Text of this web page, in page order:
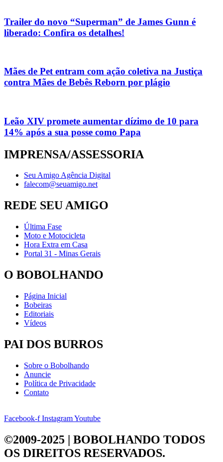
Trailer do novo “Superman” de James Gunn é
liberado: Confira os detalhes!
Mães de Pet entram com ação coletiva na Justiça
contra Mães de Bebês Reborn por plágio
Leão XIV promete aumentar dízimo de 10 para
14% após a sua posse como Papa
IMPRENSA/ASSESSORIA
Seu Amigo Agência Digital
falecom@seuamigo.net
REDE SEU AMIGO
Última Fase
Moto e Motocicleta
Hora Extra em Casa
Portal 31 - Minas Gerais
O BOBOLHANDO
Página Inicial
Bobeiras
Editoriais
Vídeos
PAI DOS BURROS
Sobre o Bobolhando
Anuncie
Política de Privacidade
Contato
Facebook-f InstagramYoutube
©2009-2025 | BOBOLHANDO TODOS
OS DIREITOS RESERVADOS.